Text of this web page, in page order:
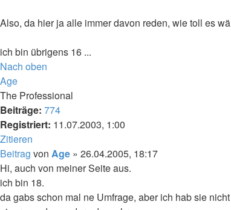
Also, da hier ja alle immer davon reden, wie toll es
ich bin übrigens 16 ...
Nach oben
Age
The Professional
Beiträge: 774
Registriert: 11.07.2003, 1:00
Zitieren
Beitrag von Age » 26.04.2005, 18:17
Hi, auch von meiner Seite aus.
ich bin 18.
da gabs schon mal ne Umfrage, aber ich hab sie